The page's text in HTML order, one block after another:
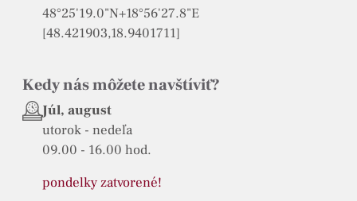
48°25'19.0"N+18°56'27.8"E
[48.421903,18.9401711]
Kedy nás môžete navštíviť?
Júl, august
utorok - nedeľa
09.00 - 16.00 hod.
pondelky zatvorené!